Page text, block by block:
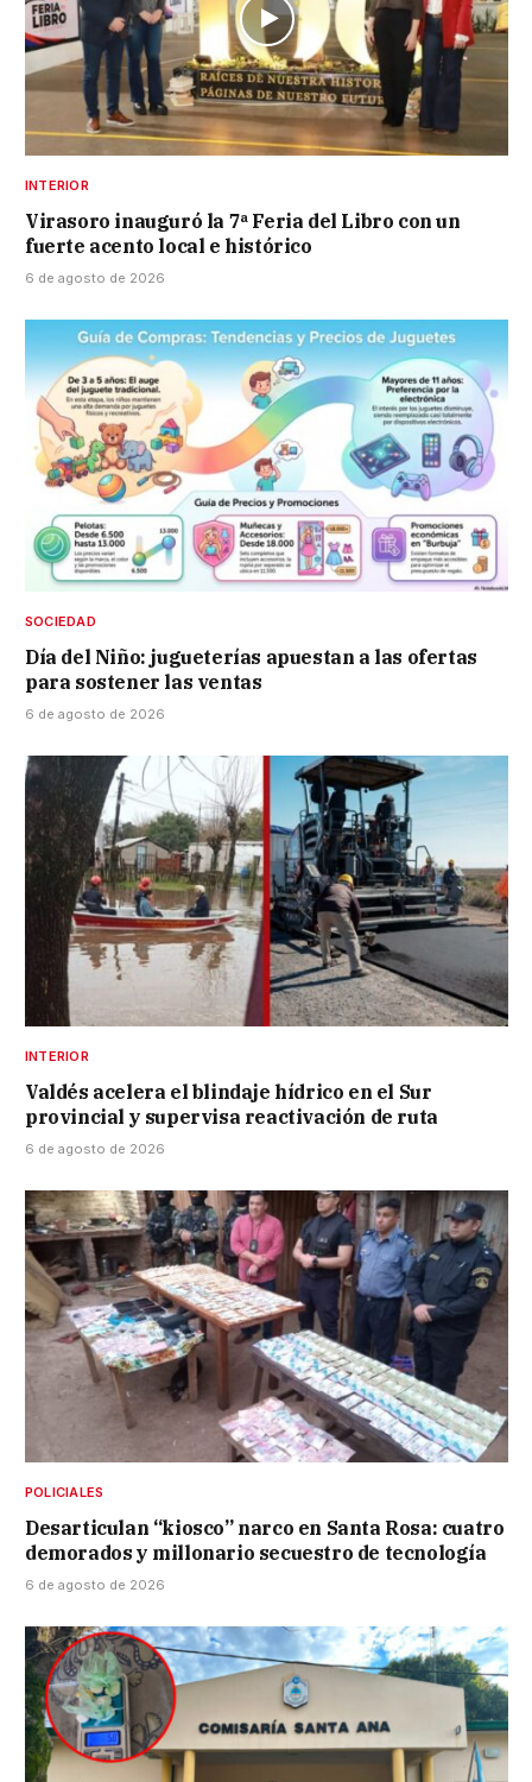
INTERIOR
Virasoro inauguró la 7ª Feria del Libro con un
fuerte acento local e histórico
6 de agosto de 2026
SOCIEDAD
Día del Niño: jugueterías apuestan a las ofertas
para sostener las ventas
6 de agosto de 2026
INTERIOR
Valdés acelera el blindaje hídrico en el Sur
provincial y supervisa reactivación de ruta
6 de agosto de 2026
POLICIALES
Desarticulan “kiosco” narco en Santa Rosa: cuatro
demorados y millonario secuestro de tecnología
6 de agosto de 2026